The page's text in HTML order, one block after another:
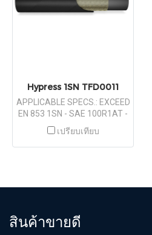
Hypress 1SN TFD0011
APPLICABLE SPECS.: EXCEED
EN 853 1SN - SAE 100R1AT -
ISO 1436
เปรียบเทียบ
สินค้าขายดี